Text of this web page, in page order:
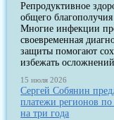
Репродуктивное
общего
Многие инфекции
своевременная
защиты помогают
избежать
15 июля 2026
Сергей Собянин
платежи регионов
на три года